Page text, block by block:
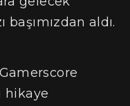
başımızdan aldı.
hikaye